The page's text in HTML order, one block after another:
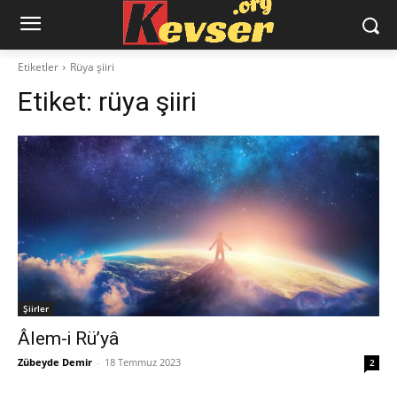
Etiketler Rüya şiiri
Etiket: rüya şiiri
Şiirler
Âlem-i Rü’yâ
Zübeyde Demir - 18 Temmuz 2023 2